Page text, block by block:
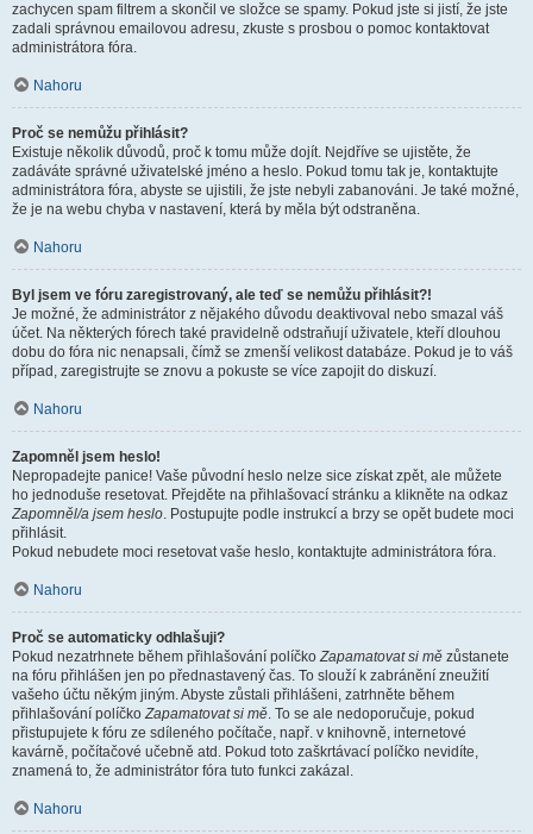
zachycen spam filtrem a skončil ve složce se spamy. Pokud jste si jistí, že jste
zadali správnou emailovou adresu, zkuste s prosbou o pomoc kontaktovat
administrátora fóra.
Nahoru
Proč se nemůžu přihlásit?
Existuje několik důvodů, proč k tomu může dojít. Nejdříve se ujistěte, že
zadáváte správné uživatelské jméno a heslo. Pokud tomu tak je, kontaktujte
administrátora fóra, abyste se ujistili, že jste nebyli zabanováni. Je také možné,
že je na webu chyba v nastavení, která by měla být odstraněna.
Nahoru
Byl jsem ve fóru zaregistrovaný, ale teď se nemůžu přihlásit?!
Je možné, že administrátor z nějakého důvodu deaktivoval nebo smazal váš
účet. Na některých fórech také pravidelně odstraňují uživatele, kteří dlouhou
dobu do fóra nic nenapsali, čímž se zmenší velikost databáze. Pokud je to váš
případ, zaregistrujte se znovu a pokuste se více zapojit do diskuzí.
Nahoru
Zapomněl jsem heslo!
Nepropadejte panice! Vaše původní heslo nelze sice získat zpět, ale můžete
ho jednoduše resetovat. Přejděte na přihlašovací stránku a klikněte na odkaz
Zapomněl/a jsem heslo. Postupujte podle instrukcí a brzy se opět budete moci
přihlásit.
Pokud nebudete moci resetovat vaše heslo, kontaktujte administrátora fóra.
Nahoru
Proč se automaticky odhlašuji?
Pokud nezatrhnete během přihlašování políčkoZapamatovat si mě zůstanete
na fóru přihlášen jen po přednastavený čas. To slouží k zabránění zneužití
vašeho účtu někým jiným. Abyste zůstali přihlášeni, zatrhněte během
přihlašování políčkoZapamatovat si mě. To se ale nedoporučuje, pokud
přistupujete k fóru ze sdíleného počítače, např. v knihovně, internetové
kavárně, počítačové učebně atd. Pokud toto zaškrtávací políčko nevidíte,
znamená to, že administrátor fóra tuto funkci zakázal.
Nahoru